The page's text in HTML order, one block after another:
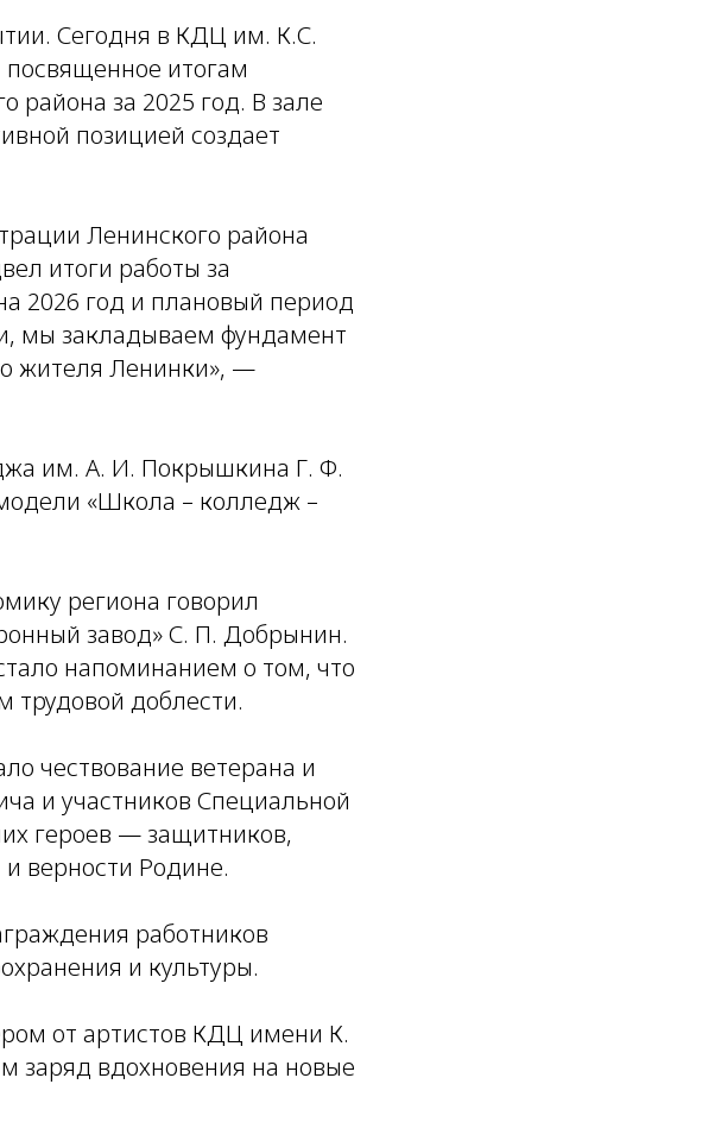
Сегодня в КДЦ им. К.С.
посвященное итогам
района за 2025 год. В зале
позицией создает
Ленинского района
итоги работы за
2026 год и плановый период
мы закладываем фундамент
жителя Ленинки», —
им. А. И. Покрышкина Г. Ф.
«Школа – колледж –
региона говорил
завод» С. П. Добрынин.
напоминанием о том, что
трудовой доблести.
чествование ветерана и
и участников Специальной
героев — защитников,
верности Родине.
работников
и культуры.
от артистов КДЦ имени К.
заряд вдохновения на новые